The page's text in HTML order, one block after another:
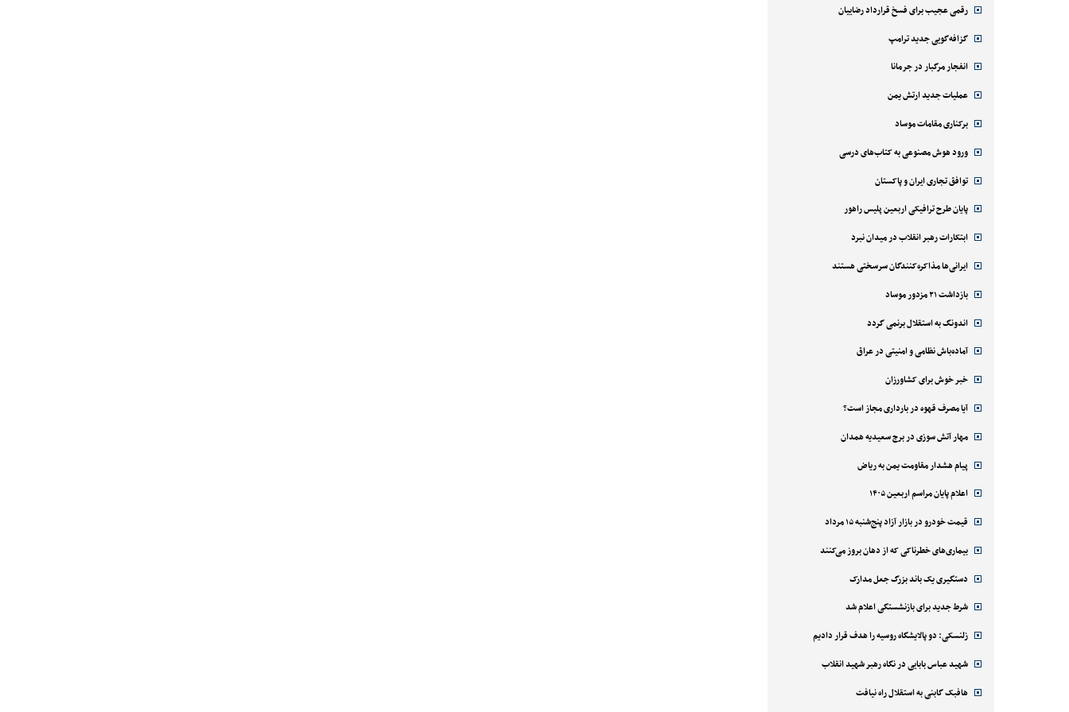
رقمی عجیب برای فسخ قرارداد رضاییان
گزافه‌گویی جدید ترامپ
انفجار مرگبار در جرمانا
عملیات جدید ارتش یمن
برکناری مقامات موساد
ورود هوش مصنوعی به کتاب‌های درسی
توافق تجاری ایران و پاکستان
پایان طرح ترافیکی اربعین پلیس راهور
ابتکارات رهبر انقلاب در میدان نبرد
ایرانی‌ها مذاکره‌کنندگان سرسختی هستند
بازداشت ۲۱ مزدور موساد
اندونگ به استقلال برنمی گردد
آماده‌باش نظامی و امنیتی در عراق
خبر خوش برای کشاورزان
آیا مصرف قهوه در بارداری مجاز است؟
مهار آتش سوزی در برج سعیدیه همدان
پیام هشدار مقاومت یمن به ریاض
اعلام پایان مراسم اربعین ۱۴۰۵
قیمت خودرو در بازار آزاد پنج‌شنبه ۱۵ مرداد
بیماری‌های خطرناکی که از دهان بروز می‌کنند
دستگیری یک باند بزرگ جعل مدارک
شرط جدید برای بازنشستگی اعلام شد
زلنسکی: دو پالایشگاه روسیه را هدف قرار دادیم
شهید عباس بابایی در نگاه رهبر شهید انقلاب
هافبک گابنی به استقلال راه نیافت